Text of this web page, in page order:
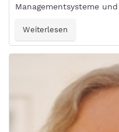
Managementsysteme
Weiterlesen